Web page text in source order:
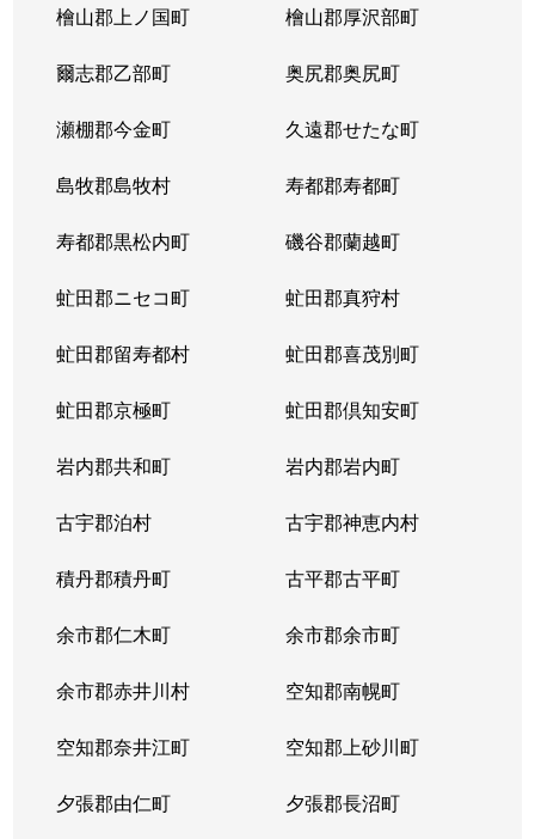
檜山郡上ノ国町 檜山郡厚沢部町
爾志郡乙部町 奥尻郡奥尻町
瀬棚郡今金町 久遠郡せたな町
島牧郡島牧村 寿都郡寿都町
寿都郡黒松内町 磯谷郡蘭越町
虻田郡ニセコ町 虻田郡真狩村
虻田郡留寿都村 虻田郡喜茂別町
虻田郡京極町 虻田郡倶知安町
岩内郡共和町 岩内郡岩内町
古宇郡泊村 古宇郡神恵内村
積丹郡積丹町 古平郡古平町
余市郡仁木町 余市郡余市町
余市郡赤井川村 空知郡南幌町
空知郡奈井江町 空知郡上砂川町
夕張郡由仁町 夕張郡長沼町